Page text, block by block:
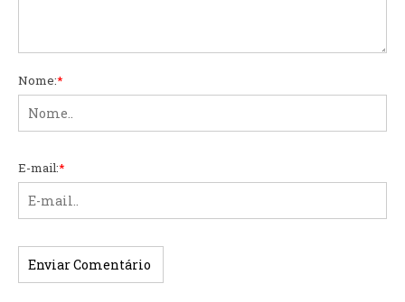
Nome:*
E-mail:*